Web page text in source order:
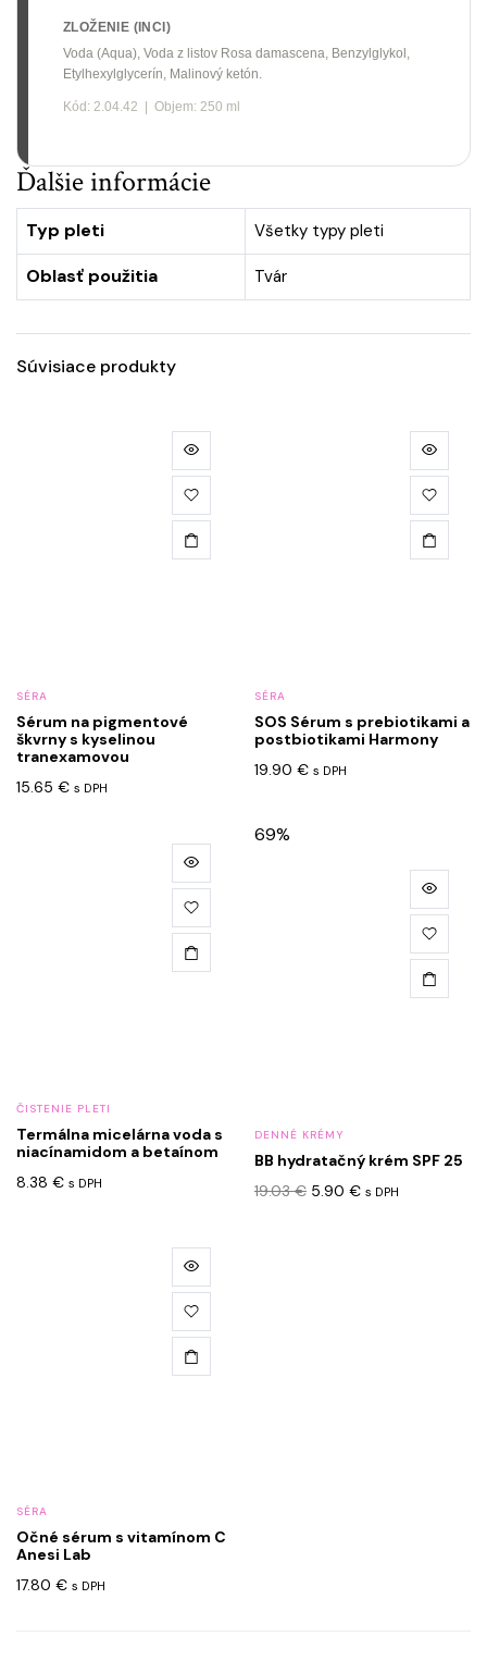
ZLOŽENIE (INCI)
Voda (Aqua), Voda z listov Rosa damascena, Benzylglykol,
Etylhexylglycerín, Malinový ketón.
Kód: 2.04.42 | Objem: 250 ml
Ďalšie informácie
Typ pleti Všetky typy pleti
Oblasť použitia Tvár
Súvisiace produkty
SÉRA
Sérum na pigmentové
škvrny s kyselinou
tranexamovou
15.65 € s DPH
SÉRA
SOS Sérum s prebiotikami a
postbiotikami Harmony
19.90 € s DPH
ČISTENIE PLETI
Termálna micelárna voda s
niacínamidom a betaínom
8.38 € s DPH
69%
Tento
produkt
má
viacero
variantov.
produktu.
DENNÉ KRÉMY
BB hydratačný krém SPF 25
19.03€ Pôvodná
5.90 €Aktuálna
s DPH
SÉRA
Očné sérum s vitamínom C
Anesi Lab
17.80 € s DPH